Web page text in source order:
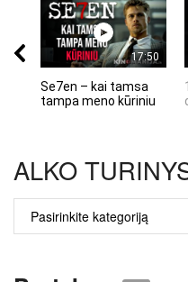
17:50
Se7en – kai tamsa
tampa meno kūriniu
ALKO
ALKO
TURINYS